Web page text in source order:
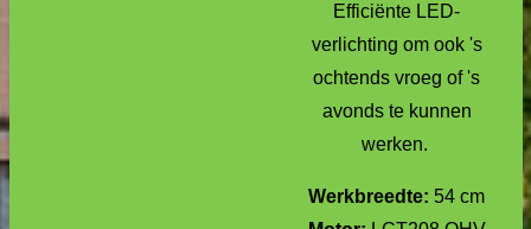
Efficiënte LED-
verlichting om ook 's
ochtends vroeg of 's
avonds te kunnen
werken.
Werkbreedte: 54 cm